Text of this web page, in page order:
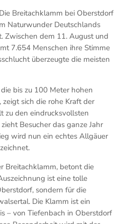
Breitachklamm bei Oberstdorf
Naturwunder Deutschlands
Zwischen dem 11. August und
7.654 Menschen ihre Stimme
überzeugte die meisten
bis zu 100 Meter hohen
sich die rohe Kraft der
zu den eindrucksvollsten
Besucher das ganze Jahr
wird nun ein echtes Allgäuer
Breitachklamm, betont die
ist eine tolle
sondern für die
Die Klamm ist ein
– von Tiefenbach in Oberstdorf